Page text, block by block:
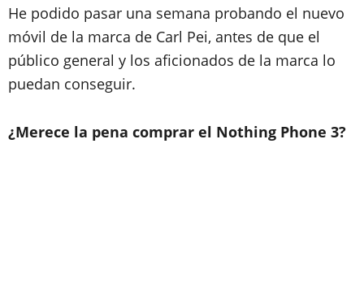
He podido pasar una semana probando el nuevo
móvil de la marca de Carl Pei, antes de que el
público general y los aficionados de la marca lo
puedan conseguir.
¿Merece la pena comprar el Nothing Phone 3?